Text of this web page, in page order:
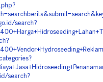
search?
search?